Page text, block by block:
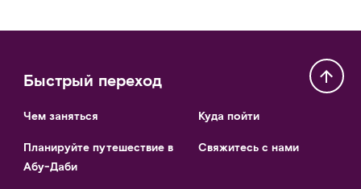
Быстрый переход
Чем заняться
Планируйте путешествие в
Абу-Даби
Куда пойти
Свяжитесь с нами